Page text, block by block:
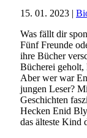
15. 01. 2023 |
Was fällt dir
Fünf Freunde
ihre Bücher
Bücherei geholt,
Aber wer war
jungen Leser?
Geschichten
Hecken Enid
das älteste Kind